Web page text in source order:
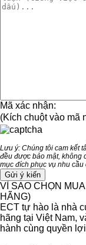
Mã xác nhận:
(Kích chuột vào mã
Lưu ý: Chúng tôi cam kết
đều được bảo mật, không
mục đích phục vụ nhu cầu
VÌ SAO CHỌN
HÃNG)
ECT tự hào là nhà
hãng tại Việt Nam,
hành cùng quyền